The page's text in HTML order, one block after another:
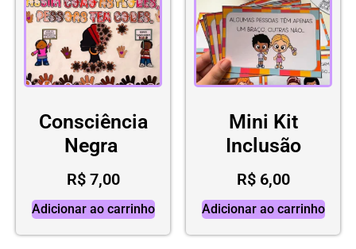
Consciência
Negra
R$7,00
Adicionar ao carrinho
Mini Kit
Inclusão
R$6,00
Adicionar ao carrinho